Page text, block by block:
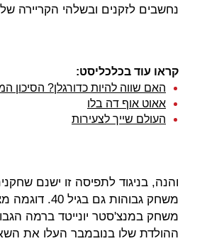
נחשבים לזקנים ובשלהי הקריירה
קראו עוד בכלכליסט:
האם שווה להיות כדורגלן? הסיכון
אאוט אוף דה בלו
העולם שייך לצעירות
והנה, בניגוד לתפיסה זו ישנם
משחק במנצ'סטר יונייטד ברמה
ההולדת שלו בנובמבר העלו את